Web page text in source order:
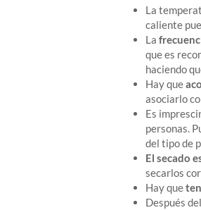
La
caliente
La
que es
haciendo
Hay que
asociarlo
Es
personas.
del tipo de
El secado
secarlos
Hay que
Después